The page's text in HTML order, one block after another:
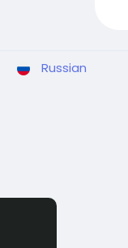
Russian